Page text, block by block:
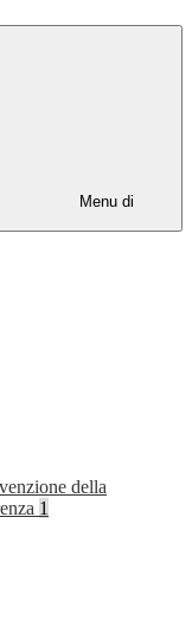
Menu di
della
1